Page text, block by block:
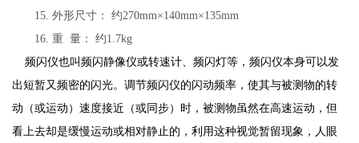
15.外形尺寸：约270mm×140mm×135mm
16.重 量：
约1.7kg
频闪仪也叫频闪静像仪或转速计、频闪灯等，频闪仪本身可以发
出短暂又频密的闪光。调节频闪仪的闪动频率，使其与被测物的转
动（或运动）速度接近（或同步）时，被测物虽然在高速运动，但
看上去却是缓慢运动或相对静止的，利用这种视觉暂留现象，人眼